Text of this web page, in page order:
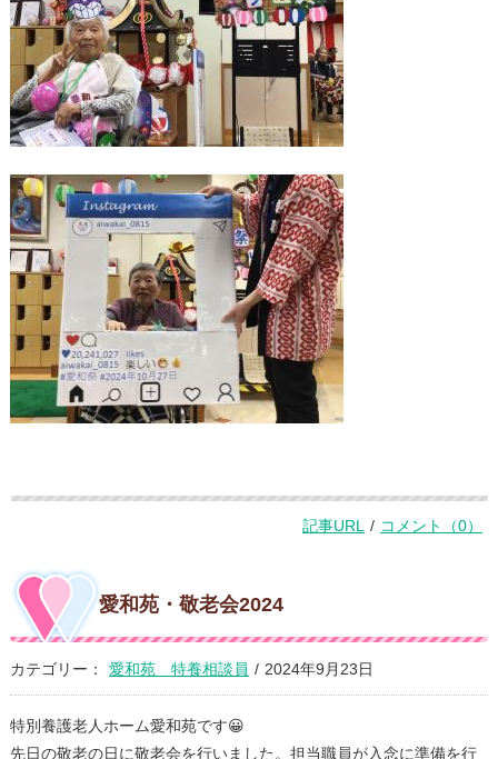
記事URL / コメント（0）
愛和苑・敬老会2024
カテゴリー： 愛和苑 特養相談員 / 2024年9月23日
特別養護老人ホーム愛和苑です😀
先日の敬老の日に敬老会を行いました。担当職員が入念に準備を行